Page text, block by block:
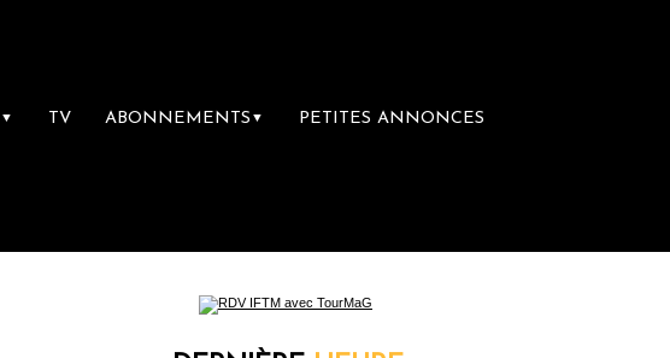
▼ TV ABONNEMENTS ▼ PETITES ANNONCES